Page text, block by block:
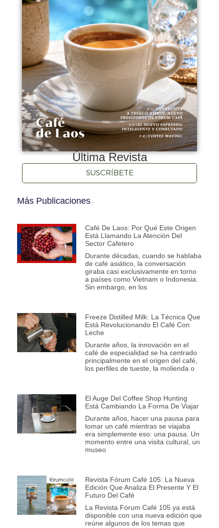
Última Revista
SUSCRÍBETE
Más Publicaciones
Café De Laos: Por Qué Este Origen
Está Llamando La Atención Del
Sector Cafetero
Durante décadas, cuando se hablaba
de café asiático, la conversación
giraba casi exclusivamente en torno
a países como Vietnam o Indonesia.
Sin embargo, en los
Freeze Distilled Milk: La Técnica Que
Está Revolucionando El Café Con
Leche
Durante años, la innovación en el
café de especialidad se ha centrado
principalmente en el origen del café,
los perfiles de tueste, la molienda o
El Auge Del Coffee Shop Hunting
Está Cambiando La Forma De Viajar
Durante años, hacer una pausa para
tomar un café mientras se viajaba
era simplemente eso: una pausa. Un
momento entre una visita cultural, un
museo
Revista Fórum Café 105: La Nueva
Edición Que Analiza El Presente Y El
Futuro Del Café
La Revista Fórum Café 105 ya está
disponible con una nueva edición que
reúne algunos de los temas que